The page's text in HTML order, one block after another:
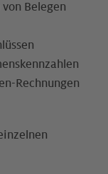
Belegen
Rechnungen